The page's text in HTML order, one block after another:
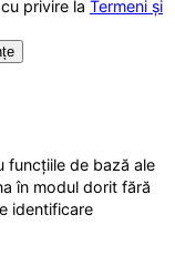
privire la Termeni și
funcțiile de bază ale
în modul dorit fără
identificare